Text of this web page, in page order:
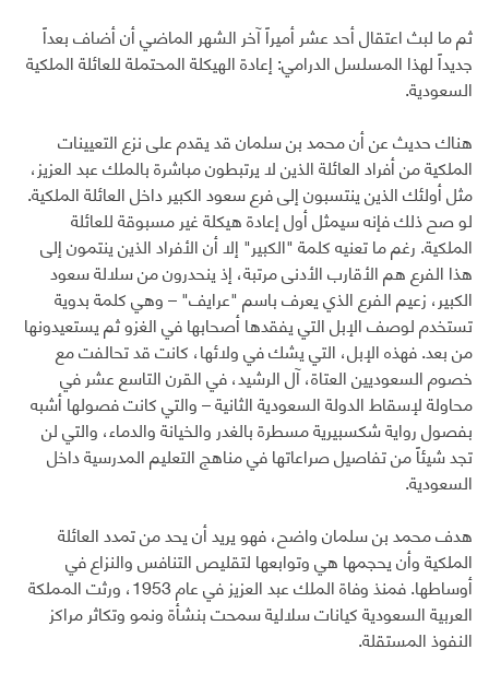
ثم ما لبث اعتقال أحد عشر أميراً آخر الشهر الماضي أن أضاف بعداً
جديداً لهذا المسلسل الدرامي: إعادة الهيكلة المحتملة للعائلة الملكية
السعودية.
هناك حديث عن أن محمد بن سلمان قد يقدم على نزع التعيينات
الملكية من أفراد العائلة الذين لا يرتبطون مباشرة بالملك عبد العزيز،
مثل أولئك الذين ينتسبون إلى فرع سعود الكبير داخل العائلة الملكية.
لو صح ذلك فإنه سيمثل أول إعادة هيكلة غير مسبوقة للعائلة
الملكية. رغم ما تعنيه كلمة "الكبير" إلا أن الأفراد الذين ينتمون إلى
هذا الفرع هم الأقارب الأدنى مرتبة، إذ ينحدرون من سلالة سعود
الكبير، زعيم الفرع الذي يعرف باسم "عرايف" – وهي كلمة بدوية
تستخدم لوصف الإبل التي يفقدها أصحابها في الغزو ثم يستعيدونها
من بعد. فهذه الإبل، التي يشك في ولائها، كانت قد تحالفت مع
خصوم السعوديين العتاة، آل الرشيد، في القرن التاسع عشر في
محاولة لإسقاط الدولة السعودية الثانية – والتي كانت فصولها أشبه
بفصول رواية شكسبيرية مسطرة بالغدر والخيانة والدماء، والتي لن
تجد شيئاً من تفاصيل صراعاتها في مناهج التعليم المدرسية داخل
السعودية.
هدف محمد بن سلمان واضح، فهو يريد أن يحد من تمدد العائلة
الملكية وأن يحجمها هي وتوابعها لتقليص التنافس والنزاع في
أوساطها. فمنذ وفاة الملك عبد العزيز في عام 1953، ورثت المملكة
العربية السعودية كيانات سلالية سمحت بنشأة ونمو وتكاثر مراكز
النفوذ المستقلة.